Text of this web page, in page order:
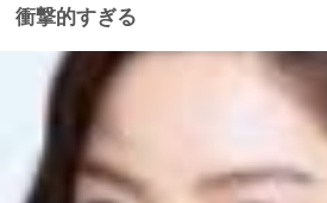
衝撃的すぎる